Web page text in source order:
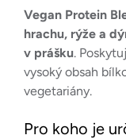
Vegan Protein
hrachu, rýže a
v prášku.
vysoký obsah
vegetariány.
Pro koho je